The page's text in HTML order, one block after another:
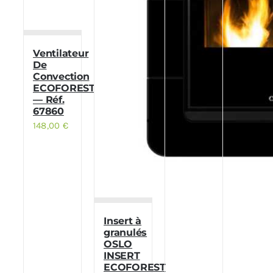
Ventilateur
De
Convection
ECOFOREST
— Réf.
67860
148,00 €
Insert à
granulés
OSLO
INSERT
ECOFOREST